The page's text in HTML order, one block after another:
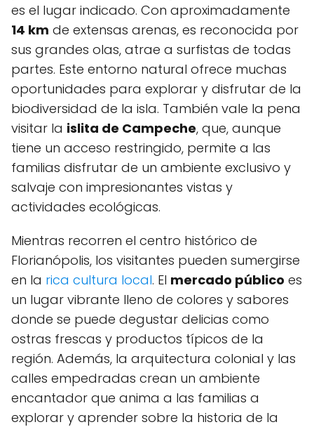
es el lugar indicado. Con aproximadamente
14 km de extensas arenas,‌ es reconocida por
sus grandes olas, atrae a surfistas de todas
partes. Este entorno natural ofrece muchas
oportunidades para explorar y disfrutar de la
biodiversidad de la isla. También⁤ vale la pena
visitar la islita ⁤de Campeche, que, aunque ​
tiene un acceso restringido, permite a las
familias disfrutar de un ambiente exclusivo y
salvaje con impresionantes vistas y
actividades ⁣ecológicas.
Mientras recorren el centro histórico de
Florianópolis, los visitantes pueden sumergirse
en la rica cultura local. El mercado público es
un lugar vibrante lleno de colores y ‍sabores
donde‍ se puede degustar delicias como
ostras frescas y productos típicos de la
región. Además, la arquitectura colonial y las
calles empedradas crean ​un ambiente
encantador que anima a las familias a
⁣explorar y aprender sobre la historia de ⁢la